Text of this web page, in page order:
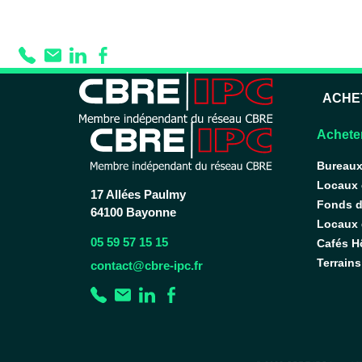
17 Allées Paulmy
64100 Bayonne
05 59 57 15 15
contact@cbre-ipc.fr
Bureaux
Locaux
Fonds
Locaux
Cafés
Terrains